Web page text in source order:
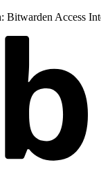
Bitwarden Access